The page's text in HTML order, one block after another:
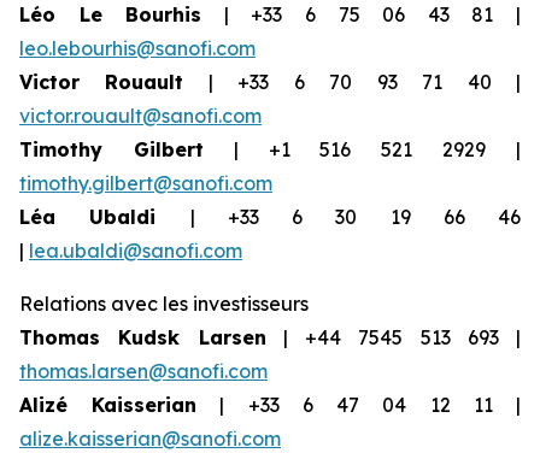
Léo Le Bourhis | +33 6 75 06 43 81 |
leo.lebourhis@sanofi.com
Victor Rouault | +33 6 70 93 71 40 |
victor.rouault@sanofi.com
Timothy Gilbert | +1 516 521 2929 |
timothy.gilbert@sanofi.com
Léa Ubaldi | +33 6 30 19 66 46
| lea.ubaldi@sanofi.com
Relations avec les investisseurs
Thomas Kudsk Larsen | +44 7545 513 693 |
thomas.larsen@sanofi.com
Alizé Kaisserian | +33 6 47 04 12 11 |
alize.kaisserian@sanofi.com